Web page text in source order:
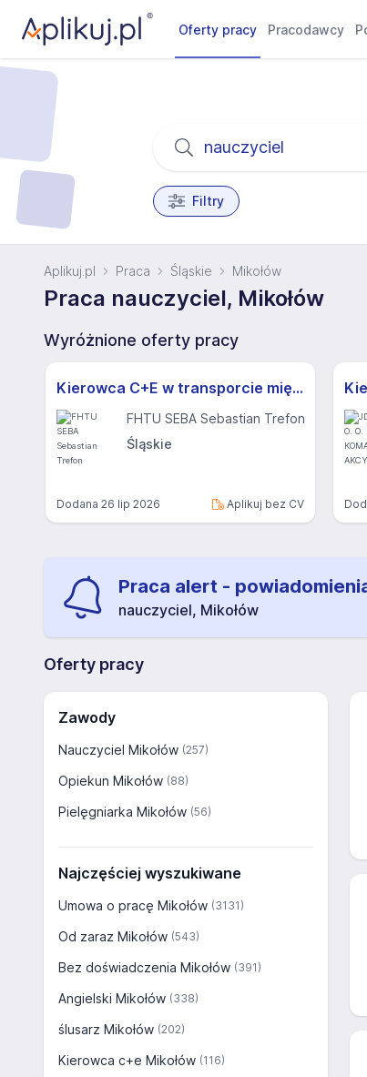
Oferty pracy Pracodawcy
Filtry
Aplikuj.pl Praca Śląskie Mikołów
Praca nauczyciel, Mikołów
Wyróżnione oferty pracy
Kierowca C+E w transporcie międzynarodowym (M/K) - możliwa praca dorywcza
FHTU SEBA Sebastian Trefon
Śląskie
Dodana 26 lip 2026 Aplikuj bez CV
Praca alert -
nauczyciel, Mikołów
Oferty pracy
Zawody
Nauczyciel Mikołów (257)
Opiekun Mikołów (88)
Pielęgniarka Mikołów (56)
Najczęściej wyszukiwane
Umowa o pracę Mikołów (3131)
Od zaraz Mikołów (543)
Bez doświadczenia Mikołów (391)
Angielski Mikołów (338)
ślusarz Mikołów (202)
Kierowca c+e Mikołów (116)